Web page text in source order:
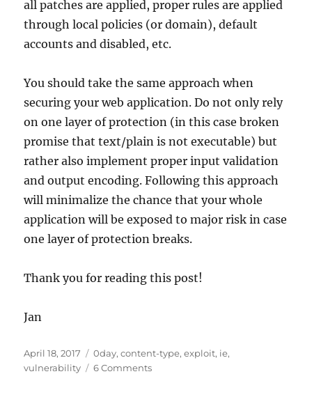
all patches are applied, proper rules are applied
through local policies (or domain), default
accounts and disabled, etc.
You should take the same approach when
securing your web application. Do not only rely
on one layer of protection (in this case broken
promise that text/plain is not executable) but
rather also implement proper input validation
and output encoding. Following this approach
will minimalize the chance that your whole
application will be exposed to major risk in case
one layer of protection breaks.
Thank you for reading this post!
Jan
Posted
on
April 18, 2017 Tags
0day,content-type,exploit, ie,
vulnerability
6 Commentson